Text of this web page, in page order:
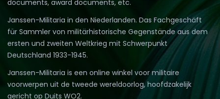
documents, award documents, etc.
Janssen-Militaria in den Niederlanden. Das Fachgeschäft
für Sammler von militärhistorische Gegenstände aus dem
ersten und zweiten Weltkrieg mit Schwerpunkt
Deutschland 1933-1945.
Janssen-Militaria is een online winkel voor militaire
voorwerpen uit de tweede wereldoorlog, hoofdzakelijk
gericht op Duits WO2.